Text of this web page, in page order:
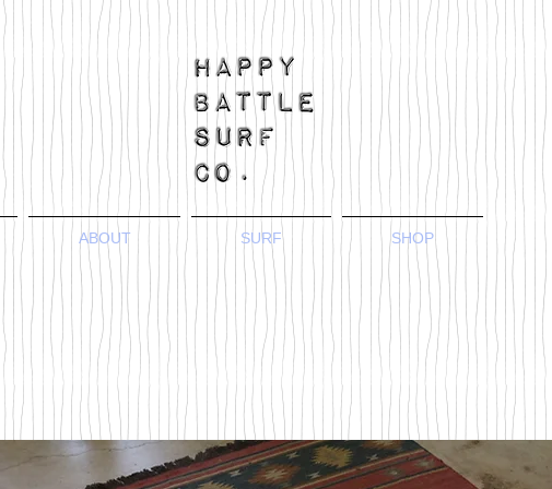
ABOUT SURF SHOP